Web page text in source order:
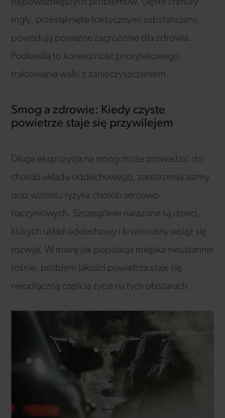
najpoważniejszych problemów. Gęste chmury
mgły, przesiąknięte toksycznymi substancjami,
powodują poważne zagrożenie dla zdrowia.
Podkreśla to konieczność priorytetowego
traktowania walki z zanieczyszczeniem.
Smog a zdrowie: Kiedy czyste
powietrze staje się przywilejem
Długa ekspozycja na smog może prowadzić do
chorób układu oddechowego, zaostrzenia astmy
oraz wzrostu ryzyka chorób sercowo-
naczyniowych. Szczególnie narażone są dzieci,
których układ oddechowy i krwionośny wciąż się
rozwija. W miarę jak populacja miejska nieustannie
rośnie, problem jakości powietrza staje się
nieodłączną częścią życia na tych obszarach.